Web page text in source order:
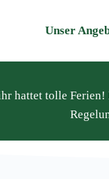
Unser
hattet tolle Ferien!